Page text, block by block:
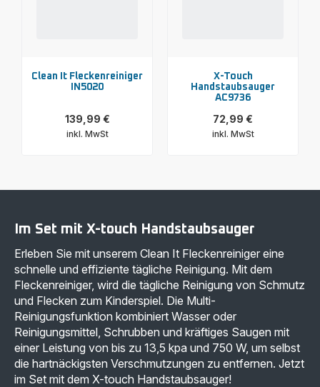
Clean It Fleckenreiniger
IN5020
139,99 €
inkl. MwSt
It
139,99 €<br>
class="is-
caption
is-
medium">inkl.
MwSt</span>
X-Touch
Handstaubsauger
AC9736
72,99 €
inkl. MwSt
Touch
72,99 €<br>
class="is-
caption
is-
medium">inkl.
MwSt</span>
Im Set mit X-touch Handstaubsauger
Erleben Sie mit unserem Clean It Fleckenreiniger eine
schnelle und effiziente tägliche Reinigung. Mit dem
Fleckenreiniger, wird die tägliche Reinigung von Schmutz
und Flecken zum Kinderspiel. Die Multi-
Reinigungsfunktion kombiniert Wasser oder
Reinigungsmittel, Schrubben und kräftiges Saugen mit
einer Leistung von bis zu 13,5 kpa und 750 W, um selbst
die hartnäckigsten Verschmutzungen zu entfernen. Jetzt
im Set mit dem X-touch Handstaubsauger!